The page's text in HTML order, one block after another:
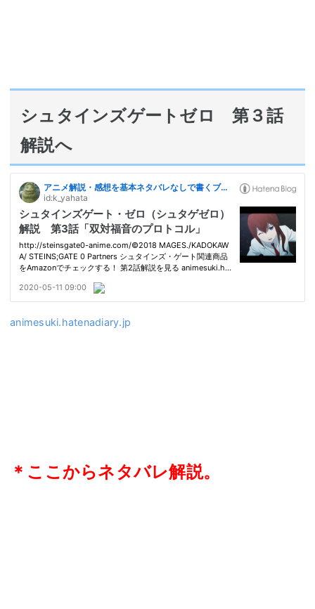
シュタインズゲートゼロ 第３話
解説へ
animesuki.hatenadiary.jp
＊ここからネタバレ解説。